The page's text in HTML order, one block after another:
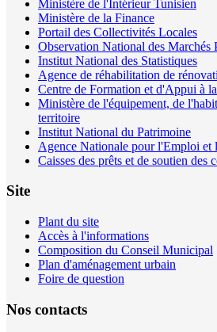
Ministère de l'Intérieur Tunisien
Ministère de la Finance
Portail des Collectivités Locales
Observation National des Marchés
Institut National des Statistiques
Agence de réhabilitation de
Centre de Formation et d'Appui à
Ministère de l'équipement, de
territoire
Institut National du Patrimoine
Agence Nationale pour l'Emploi et
Caisses des prêts et de soutien des
Site
Plant du site
Accès à l'informations
Composition du Conseil Municipal
Plan d'aménagement urbain
Foire de question
Nos contacts